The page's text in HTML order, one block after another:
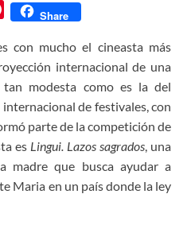
P
n
t
e
r
e
s
t
Share
con mucho el cineasta más
internacional de una
tan modesta como es la del
de festivales, con
parte de la competición de
es Lingui. Lazos sagrados, una
madre que busca ayudar a
Maria en un país donde la ley